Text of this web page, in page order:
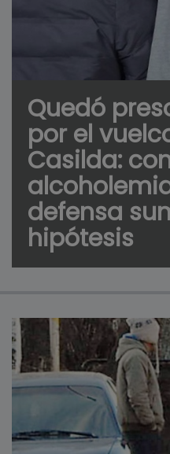
Quedó
por el
Casilda:
defensa
hipótesis